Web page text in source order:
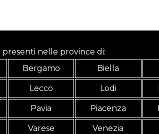
presenti nelle province di:
Bergamo Biella
Lecco Lodi
Pavia Piacenza
Varese Venezia